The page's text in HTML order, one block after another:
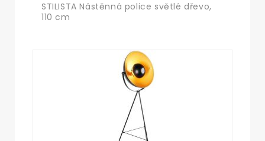
STILISTA Nástěnná police světlé dřevo,
110 cm